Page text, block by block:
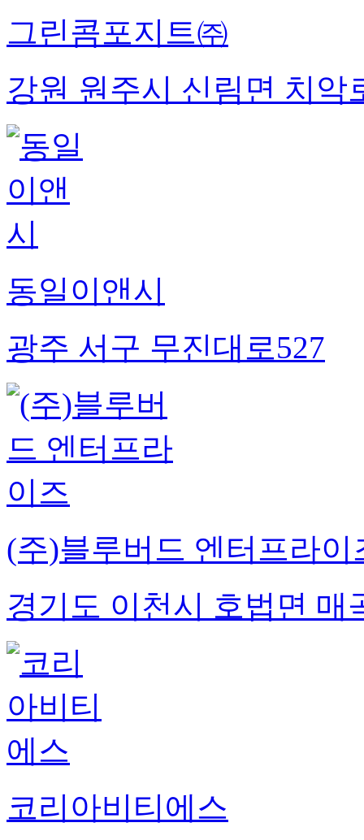
그린콤포지트㈜
강원 원주시 신림면 치악
동일이앤시
광주 서구 무진대로527
(주)블루버드 엔터프라이
경기도 이천시 호법면 매
코리아비티에스